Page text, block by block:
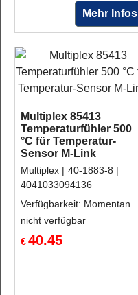
Mehr Infos
Multiplex 85413
Temperaturfühler 500
°C für Temperatur-
Sensor M-Link
€40.45
Multiplex
40-1883-8
4041033094136
Verfügbarkeit: Momentan
nicht verfügbar